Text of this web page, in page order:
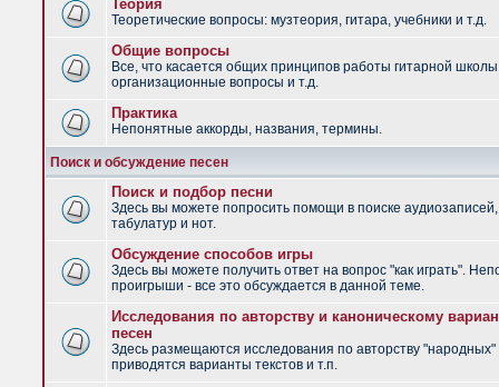
Теория
Теоретические вопросы: музтеория, гитара, учебники и т.д.
Общие вопросы
Все, что касается общих принципов работы гитарной
организационные вопросы и т.д.
Практика
Непонятные аккорды, названия, термины.
Поиск и обсуждение песен
Поиск и подбор песни
Здесь вы можете попросить помощи в поиске аудиозаписей,
табулатур и нот.
Обсуждение способов игры
Здесь вы можете получить ответ на вопрос "как играть".
проигрыши - все это обсуждается в данной теме.
Исследования по авторству и каноническому
песен
Здесь размещаются исследования по авторству "народных"
приводятся варианты текстов и т.п.